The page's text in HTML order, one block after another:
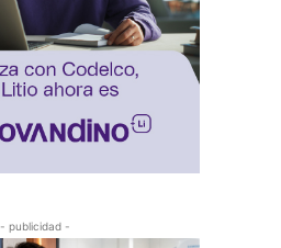
- publicidad -